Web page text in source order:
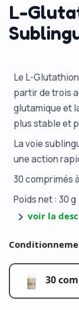
L-
Le L-
partir de trois
glutamique et
plus stable et
La voie
une action
30 comprimés
Poids net : 30 g
chevron_right voir la
30